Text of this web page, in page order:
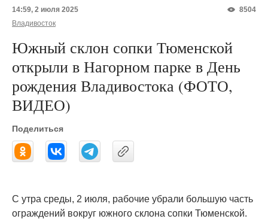
8504
14:59, 2 июля 2025
Владивосток
Южный склон сопки Тюменской
открыли в Нагорном парке в День
рождения Владивостока (ФОТО,
ВИДЕО)
Поделиться
С утра среды, 2 июля, рабочие убрали большую часть
ограждений вокруг южного склона сопки Тюменской.